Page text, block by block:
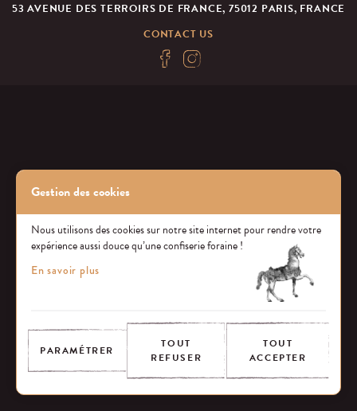
53 AVENUE DES TERROIRS DE FRANCE, 75012 PARIS, FRANCE
CONTACT US
Gestion des cookies
Nous utilisons des cookies sur notre site internet pour rendre votre
expérience aussi douce qu’une confiserie foraine !
En savoir plus
PARAMÉTRER
TOUT
REFUSER
TOUT
ACCEPTER